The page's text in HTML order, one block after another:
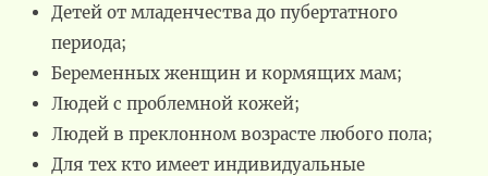
Детей от младенчества до пубертатного
периода;
Беременных женщин и кормящих мам;
Людей с проблемной кожей;
Людей в преклонном возрасте любого пола;
Для тех кто имеет индивидуальные